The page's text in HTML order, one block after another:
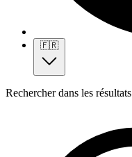
🇫🇷
Rechercher dans les résultats